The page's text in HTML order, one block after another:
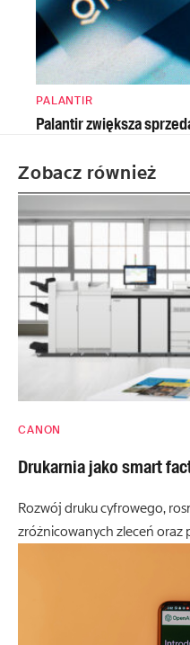
PALANTIR
Palantir zwiększa
Zobacz również
CANON
Drukarnia jako smart
Rozwój druku cyfrowego,
zróżnicowanych zleceń